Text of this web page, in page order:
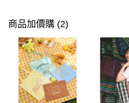
信用卡一次付款
購物金
超商取貨付款
LINE Pay
街口支付
商品加價購 (2)